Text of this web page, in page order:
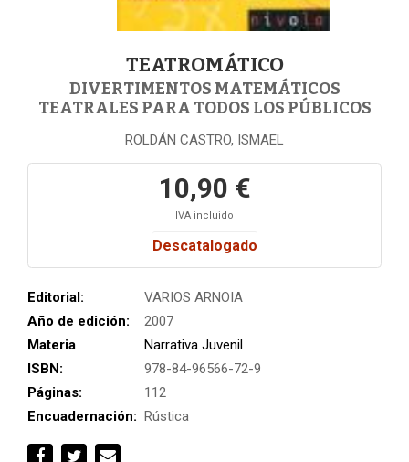
TEATROMÁTICO
DIVERTIMENTOS MATEMÁTICOS
TEATRALES PARA TODOS LOS PÚBLICOS
ROLDÁN CASTRO, ISMAEL
10,90 €
IVA incluido
Descatalogado
Editorial:
VARIOS ARNOIA
Año de edición:
2007
Materia
Narrativa Juvenil
ISBN:
978-84-96566-72-9
Páginas:
112
Encuadernación: Rústica